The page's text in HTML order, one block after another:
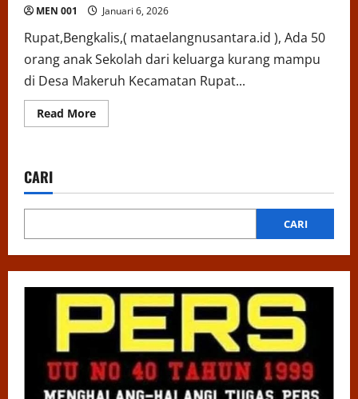
MEN 001 Januari 6, 2026
Rupat,Bengkalis,( mataelangnusantara.id ), Ada 50
orang anak Sekolah dari keluarga kurang mampu
di Desa Makeruh Kecamatan Rupat...
Read MoreRead
more
Menyerahkan
Pendidikan
Anak
Yang
Kurang
CARI
CARI